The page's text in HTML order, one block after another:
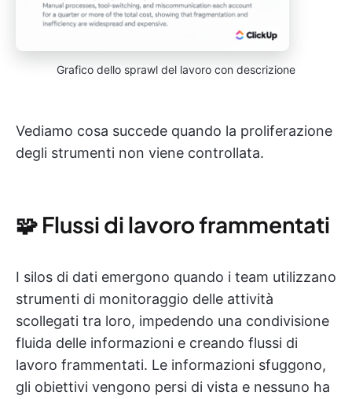
Grafico dello sprawl del lavoro con descrizione
Vediamo cosa succede quando la proliferazione
degli strumenti non viene controllata.
🧩 Flussi di lavoro frammentati
I silos di dati emergono quando i team utilizzano
strumenti di monitoraggio delle attività
scollegati tra loro, impedendo una condivisione
fluida delle informazioni e creando flussi di
lavoro frammentati. Le informazioni sfuggono,
gli obiettivi vengono persi di vista e nessuno ha